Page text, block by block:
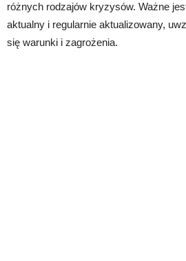
różnych rodzajów kryzysów. Ważne
aktualny i regularnie aktualizowany,
się warunki i zagrożenia.